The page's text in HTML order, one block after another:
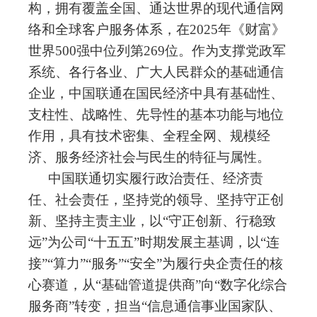
构，拥有覆盖全国、通达世界的现代通信网
络和全球客户服务体系，在2025年《财富》
世界500强中位列第269位。作为支撑党政军
系统、各行各业、广大人民群众的基础通信
企业，中国联通在国民经济中具有基础性、
支柱性、战略性、先导性的基本功能与地位
作用，具有技术密集、全程全网、规模经
济、服务经济社会与民生的特征与属性。
中国联通切实履行政治责任、经济责
任、社会责任，坚持党的领导、坚持守正创
新、坚持主责主业，以“守正创新、行稳致
远”为公司“十五五”时期发展主基调，以“连
接”“算力”“服务”“安全”为履行央企责任的核
心赛道，从“基础管道提供商”向“数字化综合
服务商”转变，担当“信息通信事业国家队、